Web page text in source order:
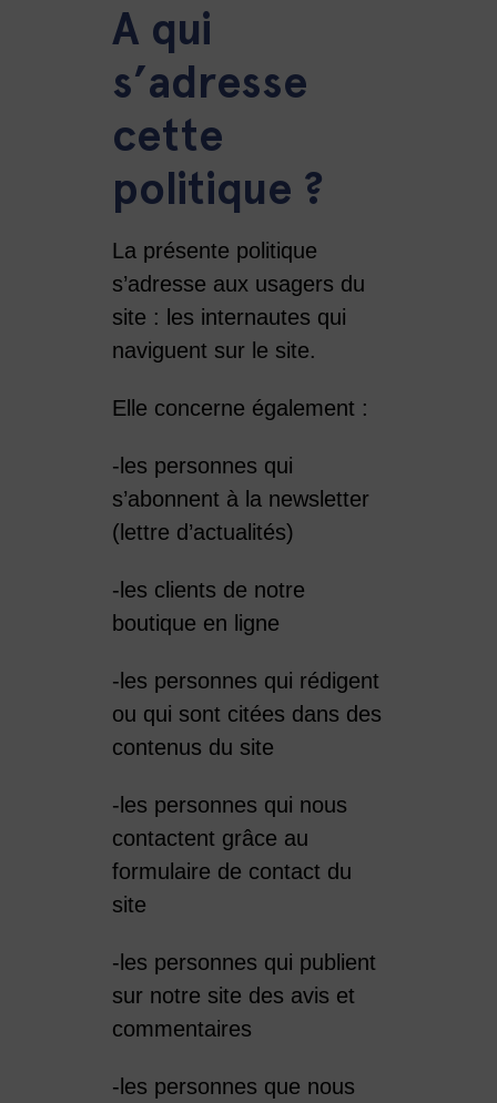
A qui
s’adresse
cette
politique ?
La présente politique
s’adresse aux usagers du
site : les internautes qui
naviguent sur le site.
Elle concerne également :
-les personnes qui
s’abonnent à la newsletter
(lettre d’actualités)
-les clients de notre
boutique en ligne
-les personnes qui rédigent
ou qui sont citées dans des
contenus du site
-les personnes qui nous
contactent grâce au
formulaire de contact du
site
-les personnes qui publient
sur notre site des avis et
commentaires
-les personnes que nous